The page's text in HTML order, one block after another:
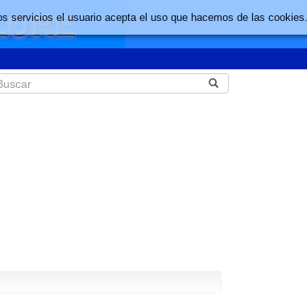
servicios el usuario acepta el uso que hacemos de las